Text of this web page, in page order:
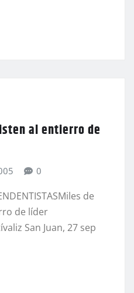
al entierro de
0
de
de líder
San Juan, 27 sep